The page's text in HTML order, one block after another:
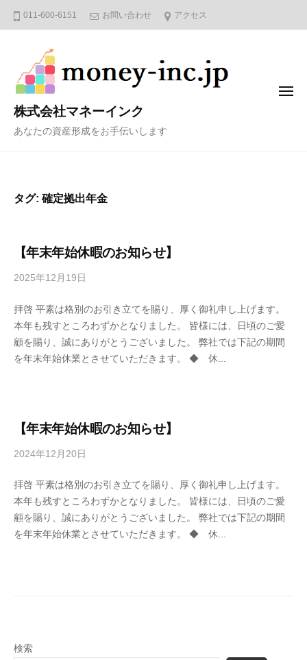
011-600-6151 お問い合わせ アクセス
株式会社マネーインク
あなたの資産形成をお手伝いします
メ
タグ: 確定拠出年金
【年末年始休暇のお知らせ】
2025年12月19日
4
6
3
f
4
拝啓 平素は格別のお引き立てを賜り、厚く御礼申し上げます。
本年も残すところわずかとなりました。 皆様には、日頃のご愛
顧を賜り、誠にありがとうございました。 弊社では下記の期間
を年末年始休業とさせていただきます。 ◆ 休...
【年末年始休暇のお知らせ】
2024年12月20日
4
6
3
f
拝啓 平素は格別のお引き立てを賜り、厚く御礼申し上げます。
本年も残すところわずかとなりました。 皆様には、日頃のご愛
顧を賜り、誠にありがとうございました。 弊社では下記の期間
を年末年始休業とさせていただきます。 ◆ 休...
検索